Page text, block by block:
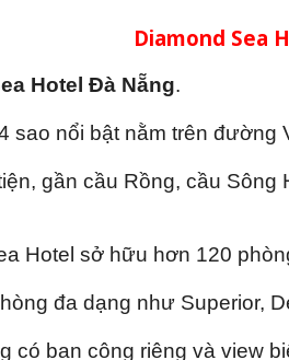
Diamond Sea
Hotel Đà Nẵng.
sao nổi bật nằm trên đường
gần cầu Rồng, cầu
Hotel sở hữu hơn 120
đa dạng như Superior,
có ban công riêng và view